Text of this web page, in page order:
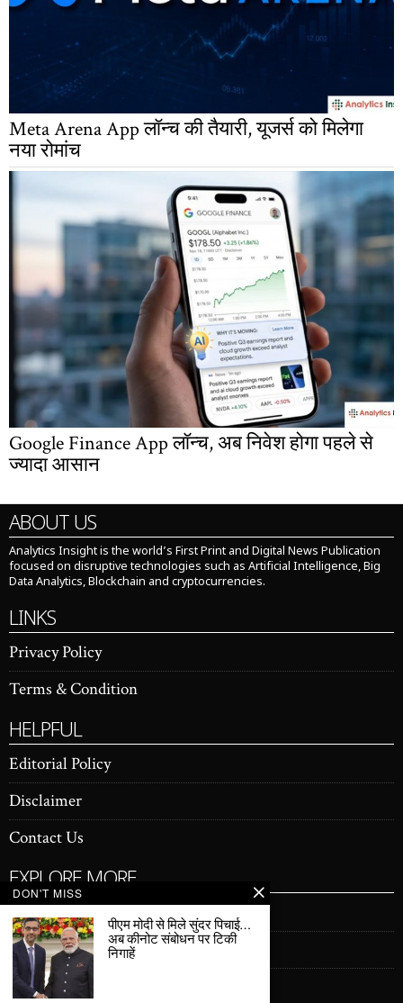
Meta Arena App लॉन्च की तैयारी, यूजर्स को मिलेगा
नया रोमांच
Google Finance App लॉन्च, अब निवेश होगा पहले से
ज्यादा आसान
ABOUT US
Analytics Insight is the world’s First Print and Digital News Publication
focused on disruptive technologies such as Artificial Intelligence, Big
Data Analytics, Blockchain and cryptocurrencies.
LINKS
Privacy Policy
Terms & Condition
HELPFUL
Editorial Policy
Disclaimer
Contact Us
EXPLORE MORE
Latest news
Artificial Intelligence
Entertainment
DON'T MISS
पीएम मोदी से मिले सुंदर पिचाई…
अब कीनोट संबोधन पर टिकी
निगाहें